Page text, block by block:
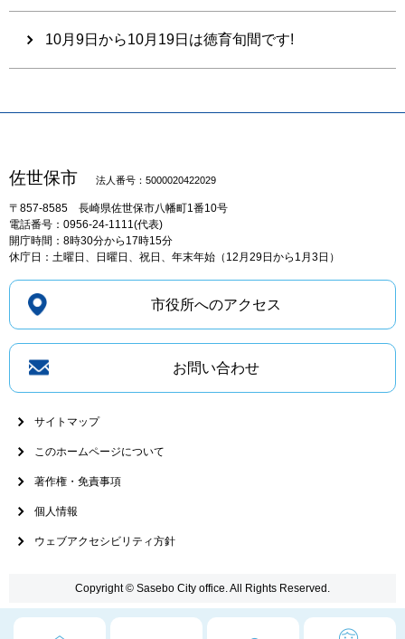
10月9日から10月19日は徳育旬間です!
佐世保市 法人番号：5000020422029
〒857-8585 長崎県佐世保市八幡町1番10号
電話番号：0956-24-1111(代表)
開庁時間：8時30分から17時15分
休庁日：土曜日、日曜日、祝日、年末年始（12月29日から1月3日）
市役所へのアクセス
お問い合わせ
サイトマップ
このホームページについて
著作権・免責事項
個人情報
ウェブアクセシビリティ方針
Copyright © Sasebo City office. All Rights Reserved.